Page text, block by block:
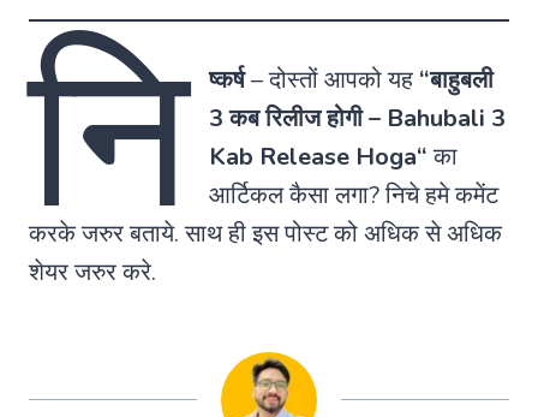
नि ष्कर्ष– दोस्तों आपको यह “बाहुबली
3 कब रिलीज होगी – Bahubali 3
Kab Release Hoga“का
आर्टिकल कैसा लगा? निचे हमे कमेंट
करके जरुर बताये. साथ ही इस पोस्ट को अधिक से अधिक
शेयर जरुर करे.